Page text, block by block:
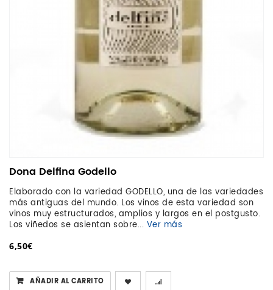
Dona Delfina Godello
Elaborado con la variedad GODELLO, una de las variedades
más antiguas del mundo. Los vinos de esta variedad son
vinos muy estructurados, amplios y largos en el postgusto.
Los viñedos se asientan sobre... Ver más
6,50€
AÑADIR AL CARRITO